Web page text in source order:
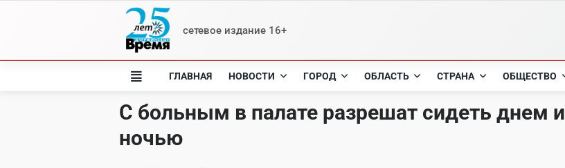
сетевое издание 16+
ГЛАВНАЯ НОВОСТИ ГОРОД ОБЛАСТЬ СТРАНА ОБЩЕСТВО
С больным в палате разрешат сидеть днем и
ночью